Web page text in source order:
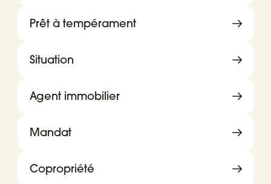
Prêt à tempérament
Situation
Agent immobilier
Mandat
Copropriété